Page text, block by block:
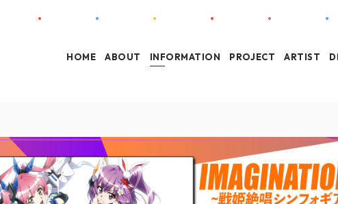
HOME ABOUT INFORMATION PROJECT ARTIST